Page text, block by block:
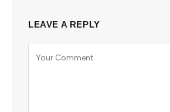
LEAVE A REPLY